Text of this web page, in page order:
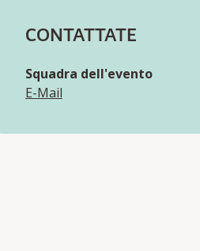
CONTATTATE
Squadra dell'evento
E-Mail